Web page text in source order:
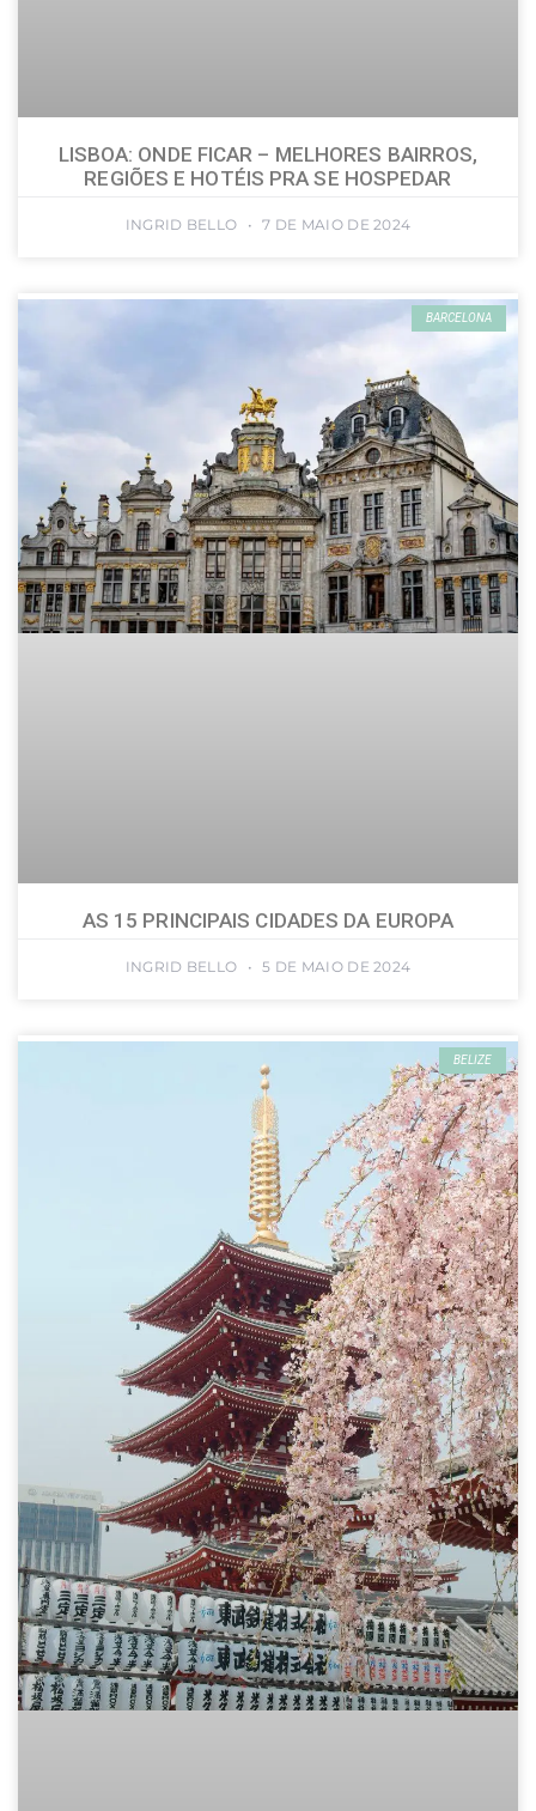
LISBOA: ONDE FICAR – MELHORES BAIRROS,
REGIÕES E HOTÉIS PRA SE HOSPEDAR
INGRID BELLO 7 DE MAIO DE 2024
BARCELONA
AS 15 PRINCIPAIS CIDADES DA EUROPA
INGRID BELLO 5 DE MAIO DE 2024
BELIZE